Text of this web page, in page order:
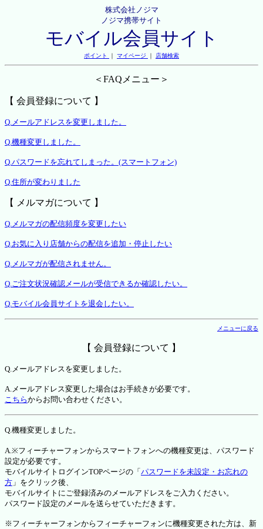
株式会社ノジマ
ノジマ携帯サイト
モバイル会員サイト
ポイント ｜ マイページ ｜ 店舗検索
＜FAQメニュー＞
【 会員登録について 】
Q.メールアドレスを変更しました。
Q.機種変更しました。
Q.パスワードを忘れてしまった。(スマートフォン)
Q.住所が変わりました
【 メルマガについて 】
Q.メルマガの配信頻度を変更したい
Q.お気に入り店舗からの配信を追加・停止したい
Q.メルマガが配信されません。
Q.ご注文状況確認メールが受信できるか確認したい。
Q.モバイル会員サイトを退会したい。
メニューに戻る
【 会員登録について 】
Q.メールアドレスを変更しました。
A.メールアドレス変更した場合はお手続きが必要です。
こちらからお問い合わせください。
Q.機種変更しました。
A.※フィーチャーフォンからスマートフォンへの機種変更は、パスワード
設定が必要です。
モバイルサイトログインTOPページの「 パスワードを未設定・お忘れの
方 」をクリック後、
モバイルサイトにご登録済みのメールアドレスをご入力ください。
パスワード設定のメールを送らせていただきます。
※フィーチャーフォンからフィーチャーフォンに機種変更された方は、新